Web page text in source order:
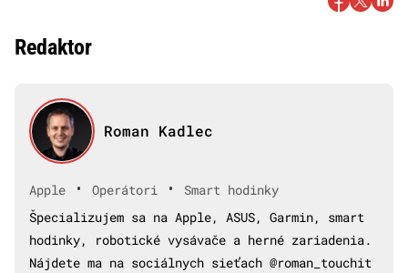
Redaktor
Roman Kadlec
Apple • Operátori •
Smart hodinky
Špecializujem sa na Apple, ASUS, Garmin, smart
hodinky, robotické vysávače a herné zariadenia.
Nájdete ma na sociálnych sieťach @roman_touchit